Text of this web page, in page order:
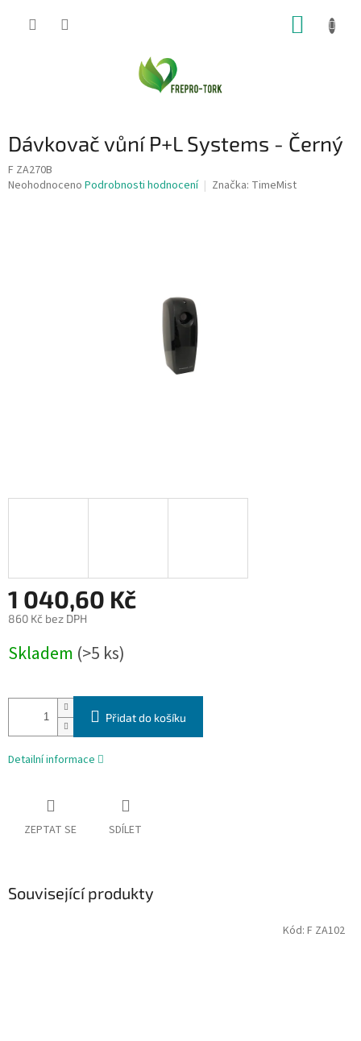
Dávkovač vůní P+L Systems - Černý
F ZA270B
Průměrné
Neohodnoceno Podrobnosti hodnocení Značka: TimeMist
1 040,60 Kč
860 Kč bez DPH
cena:
Skladem (>5 ks)
Přidat do košíku
Detailní informace
ZEPTAT SE SDÍLET
Související produkty
Kód: F ZA102